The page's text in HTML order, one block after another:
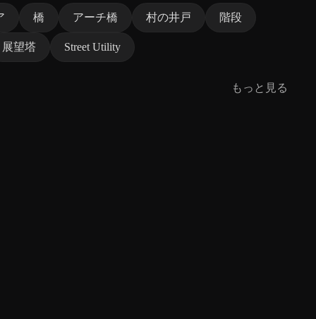
橋 アーチ橋 村の井戸 階段
展望塔 Street Utility
もっと見る